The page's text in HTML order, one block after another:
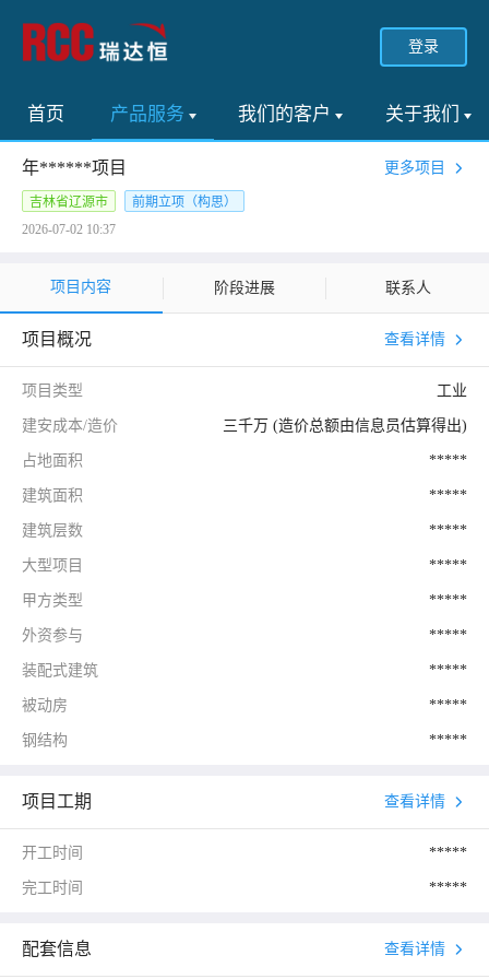
登录
首页 产品服务 我们的客户 关于我们
年******项目 更多项目
吉林省辽源市
前期立项（构思）
2026-07-02 10:37
项目内容 阶段进展 联系人
项目概况 查看详情
项目类型 工业
建安成本/造价 三千万 (造价总额由信息员估算得出)
占地面积 *****
建筑面积 *****
建筑层数 *****
大型项目 *****
甲方类型 *****
外资参与 *****
装配式建筑 *****
被动房 *****
钢结构 *****
项目工期 查看详情
开工时间 *****
完工时间 *****
配套信息 查看详情